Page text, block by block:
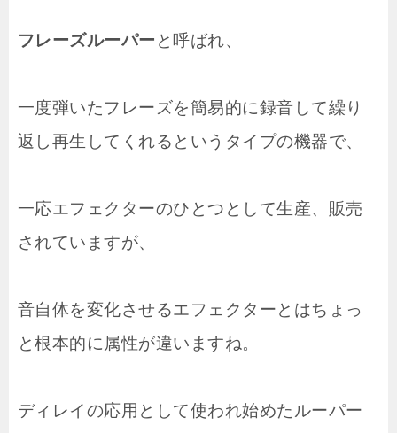
フレーズルーパー と呼ばれ、
一度弾いたフレーズを簡易的に録音して繰り
返し再生してくれるというタイプの機器で、
一応エフェクターのひとつとして生産、販売
されていますが、
音自体を変化させるエフェクターとはちょっ
と根本的に属性が違いますね。
ディレイの応用として使われ始めたルーパー